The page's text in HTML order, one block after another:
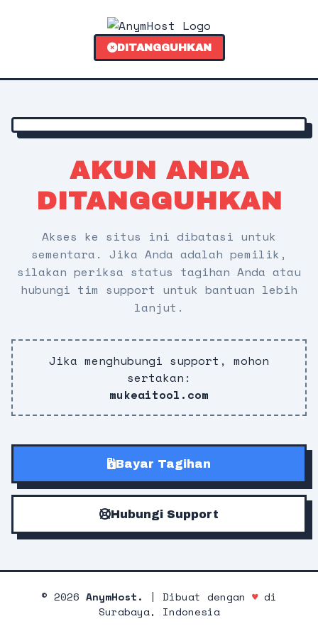
DITANGGUHKAN
AKUN ANDA
DITANGGUHKAN
Akses ke situs ini dibatasi untuk
sementara. Jika Anda adalah pemilik,
silakan periksa status tagihan Anda atau
hubungi tim support untuk bantuan lebih
lanjut.
Jika menghubungi support, mohon
sertakan:
mukeaitool.com
Bayar Tagihan
Hubungi Support
© 2026 AnymHost. | Dibuat dengan ♥di
Surabaya, Indonesia